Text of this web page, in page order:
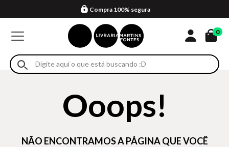
Formas de entrega
Compra 100% segura
Em até 4x sem juros no cartão*
Retire na loja
Eventos
0
Ooops!
NÃO ENCONTRAMOS A PÁGINA QUE VOCÊ